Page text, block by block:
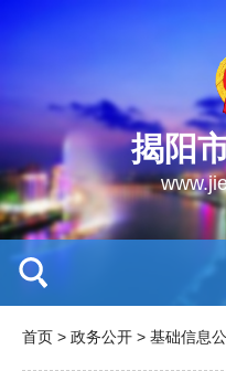
揭阳
首页 > 政务公开 > 基础信息